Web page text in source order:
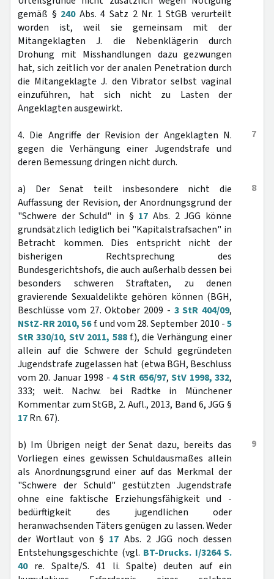
gemäß § 240Abs. 4 Satz 2 Nr. 1 StGB verurteilt
worden ist, weil sie gemeinsam mit der
Mitangeklagten J. die Nebenklägerin durch
Drohung mit Misshandlungen dazu gezwungen
hat, sich zeitlich vor der analen Penetration durch
die Mitangeklagte J. den Vibrator selbst vaginal
einzuführen, hat sich nicht zu Lasten der
Angeklagten ausgewirkt.
7
4. Die Angriffe der Revision der Angeklagten N.
gegen die Verhängung einer Jugendstrafe und
deren Bemessung dringen nicht durch.
8
a) Der Senat teilt insbesondere nicht die
Auffassung der Revision, der Anordnungsgrund der
"Schwere der Schuld" in § 17 Abs. 2 JGG könne
grundsätzlich lediglich bei "Kapitalstrafsachen" in
Betracht kommen. Dies entspricht nicht der
bisherigen Rechtsprechung des
Bundesgerichtshofs, die auch außerhalb dessen bei
besonders schweren Straftaten, zu denen
gravierende Sexualdelikte gehören können (BGH,
Beschlüsse vom 27. Oktober 2009 - 3 StR 404/09,
NStZ-RR 2010, 56f. und vom 28. September 2010 -5
StR 330/10, StV 2011, 588f.), die Verhängung einer
allein auf die Schwere der Schuld gegründeten
Jugendstrafe zugelassen hat (etwa BGH, Beschluss
vom 20. Januar 1998 - 4 StR 656/97,StV 1998, 332,
333; weit. Nachw. bei Radtke in Münchener
Kommentar zum StGB, 2. Aufl., 2013, Band 6, JGG §
17Rn. 67).
9
b) Im Übrigen neigt der Senat dazu, bereits das
Vorliegen eines gewissen Schuldausmaßes allein
als Anordnungsgrund einer auf das Merkmal der
"Schwere der Schuld" gestützten Jugendstrafe
ohne eine faktische Erziehungsfähigkeit und -
bedürftigkeit des jugendlichen oder
heranwachsenden Täters genügen zu lassen. Weder
der Wortlaut von § 17 Abs. 2 JGG noch dessen
Entstehungsgeschichte (vgl. BT-Drucks. I/3264 S.
40re. Spalte/S. 41 li. Spalte) deuten auf ein